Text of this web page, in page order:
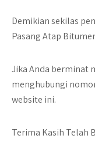
Demikian sekilas
Pasang Atap
Jika Anda berminat
menghubungi
website ini.
Terima Kasih Telah